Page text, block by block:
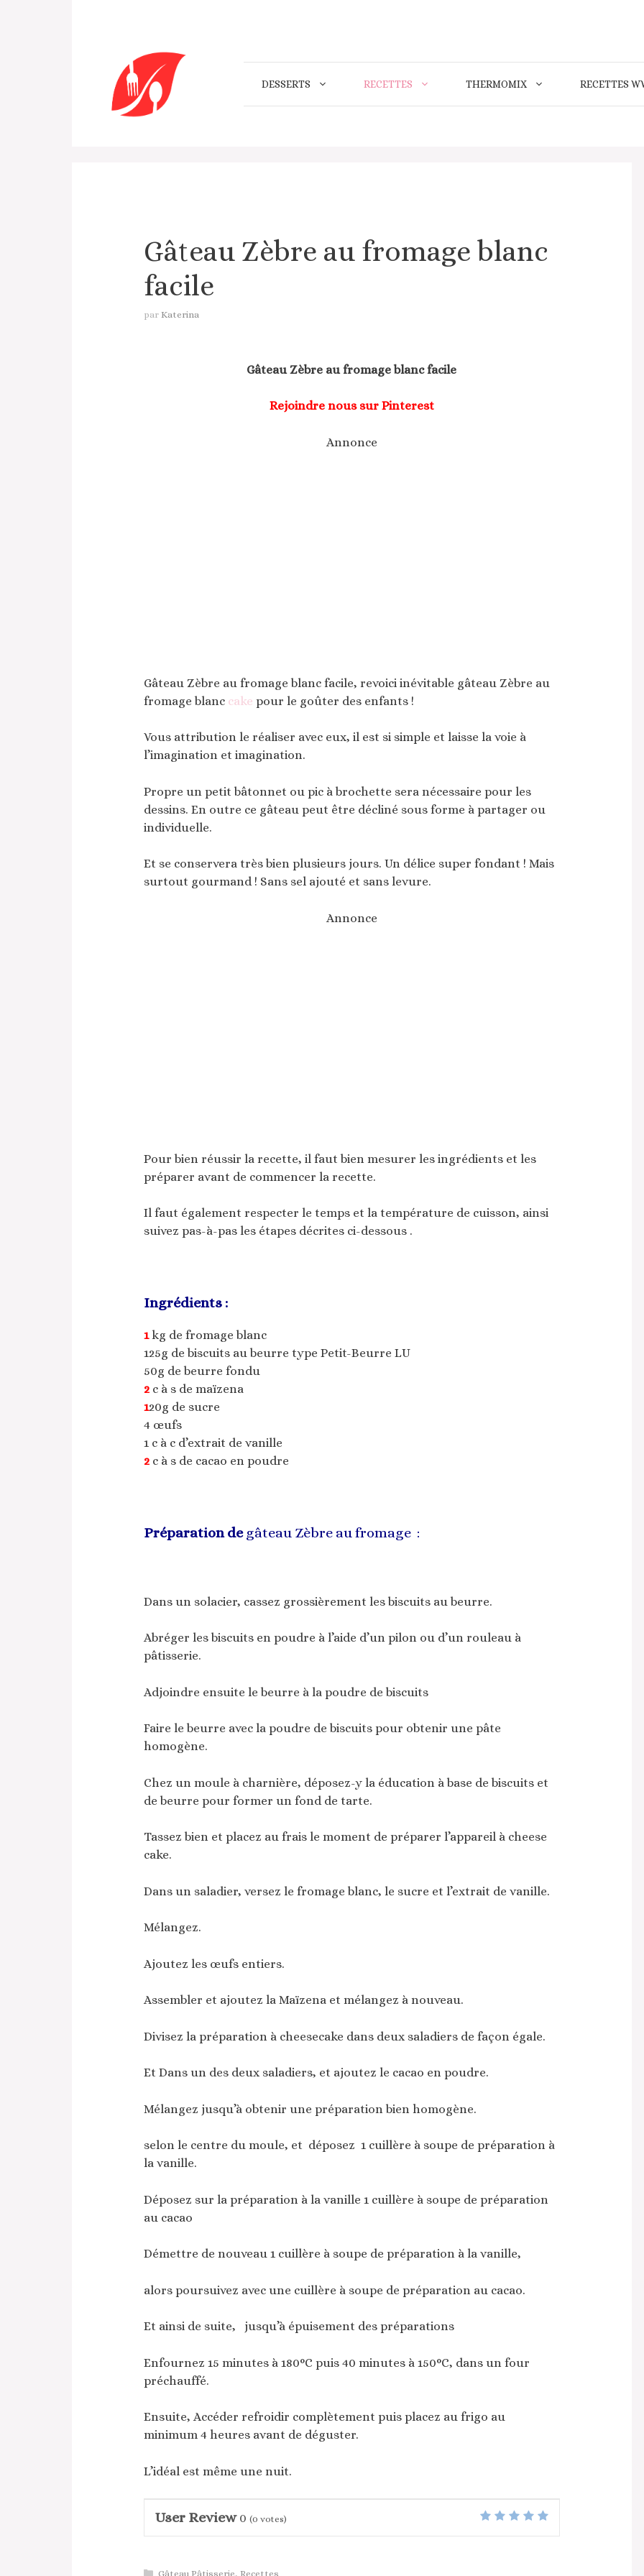
DESSERTS RECETTES THERMOMIX RECETTES
Gâteau Zèbre au fromage blanc
facile
par Katerina
Gâteau Zèbre au fromage blanc facile
Rejoindre nous sur Pinterest
Annonce
Gâteau Zèbre au fromage blanc facile, revoici inévitable gâteau Zèbre au
fromage blanc cake pour le goûter des enfants !
Vous attribution le réaliser avec eux, il est si simple et laisse la voie à
l’imagination et imagination.
Propre un petit bâtonnet ou pic à brochette sera nécessaire pour les
dessins. En outre ce gâteau peut être décliné sous forme à partager ou
individuelle.
Et se conservera très bien plusieurs jours. Un délice super fondant ! Mais
surtout gourmand ! Sans sel ajouté et sans levure.
Annonce
Pour bien réussir la recette, il faut bien mesurer les ingrédients et les
préparer avant de commencer la recette.
Il faut également respecter le temps et la température de cuisson, ainsi
suivez pas-à-pas les étapes décrites ci-dessous .
Ingrédients :
1 kg de fromage blanc
125g de biscuits au beurre type Petit-Beurre LU
50g de beurre fondu
2c à s de maïzena
120g de sucre
4 œufs
1 c à c d’extrait de vanille
2 c à s de cacao en poudre
Préparation de gâteau Zèbre au fromage :
Dans un solacier, cassez grossièrement les biscuits au beurre.
Abréger les biscuits en poudre à l’aide d’un pilon ou d’un rouleau à
pâtisserie.
Adjoindre ensuite le beurre à la poudre de biscuits
Faire le beurre avec la poudre de biscuits pour obtenir une pâte
homogène.
Chez un moule à charnière, déposez-y la éducation à base de biscuits et
de beurre pour former un fond de tarte.
Tassez bien et placez au frais le moment de préparer l’appareil à cheese
cake.
Dans un saladier, versez le fromage blanc, le sucre et l’extrait de vanille.
Mélangez.
Ajoutez les œufs entiers.
Assembler et ajoutez la Maïzena et mélangez à nouveau.
Divisez la préparation à cheesecake dans deux saladiers de façon égale.
Et Dans un des deux saladiers, et ajoutez le cacao en poudre.
Mélangez jusqu’à obtenir une préparation bien homogène.
selon le centre du moule, et déposez 1 cuillère à soupe de préparation à
la vanille.
Déposez sur la préparation à la vanille 1 cuillère à soupe de préparation
au cacao
Démettre de nouveau 1 cuillère à soupe de préparation à la vanille,
alors poursuivez avec une cuillère à soupe de préparation au cacao.
Et ainsi de suite, jusqu’à épuisement des préparations
Enfournez 15 minutes à 180°C puis 40 minutes à 150°C, dans un four
préchauffé.
Ensuite, Accéder refroidir complètement puis placez au frigo au
minimum 4 heures avant de déguster.
L’idéal est même une nuit.
User Review 0 (0 votes)
Catégories
Gâteau Pâtisserie, Recettes